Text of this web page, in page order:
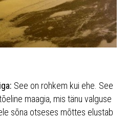
See on rohkem kui ehe. See
maagia, mis tänu valguse
sõna otseses mõttes elustab